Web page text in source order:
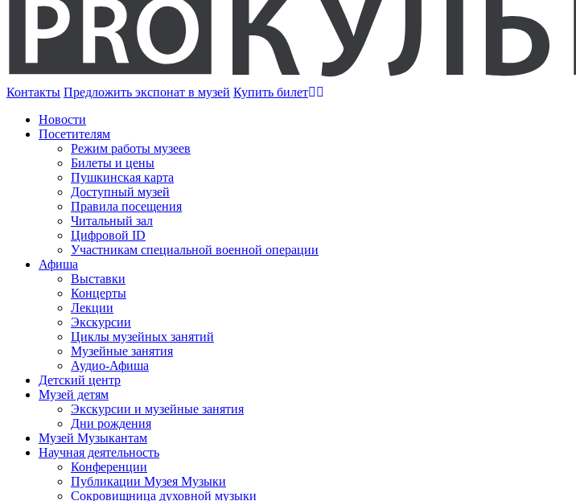
Контакты Предложить экспонат в музей Купить билет
Новости
Посетителям
Режим работы музеев
Билеты и цены
Пушкинская карта
Доступный музей
Правила посещения
Читальный зал
Цифровой ID
Участникам специальной военной операции
Афиша
Выставки
Концерты
Лекции
Экскурсии
Циклы музейных занятий
Музейные занятия
Аудио-Афиша
Детский центр
Музей детям
Экскурсии и музейные занятия
Дни рождения
Музей Музыкантам
Научная деятельность
Конференции
Публикации Музея Музыки
Сокровищница духовной музыки